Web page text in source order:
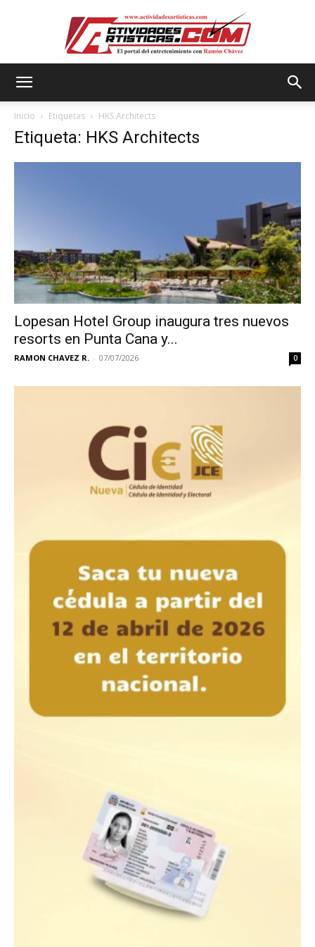
Inicio Etiquetas HKS Architects
Etiqueta: HKS Architects
Lopesan Hotel Group inaugura tres nuevos
resorts en Punta Cana y...
RAMON CHAVEZ R. - 07/07/2026 0